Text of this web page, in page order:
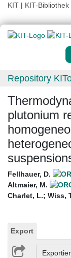
KIT | KIT-Bibliothek
Repository
plutonium
Fellhauer, D.
Altmaier, M.
Charlet, L.; Wiss,
Export